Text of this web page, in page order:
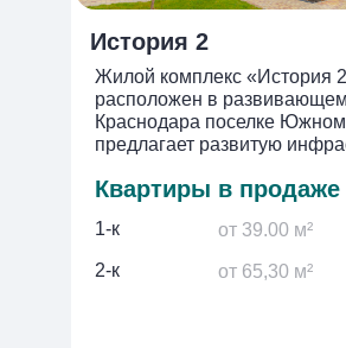
от 65,30 м²
2-к
от 39.00 м²
1-к
Жилой комплекс «История
расположен в
Краснодара поселке
предлагает развитую
Квартиры в продаже
История 2